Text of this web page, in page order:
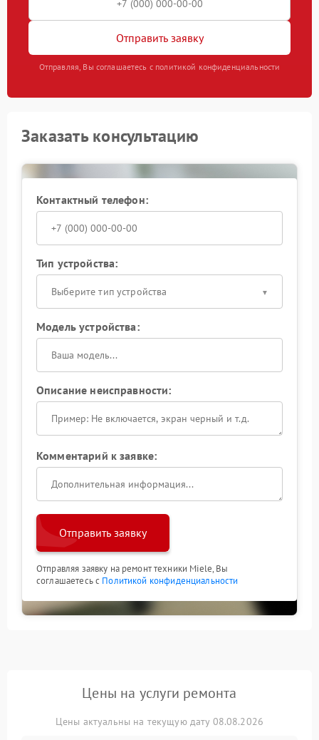
Отправить заявку
Отправляя, Вы соглашаетесь с политикой конфиденциальности
Заказать консультацию
Контактный телефон:
Тип устройства:
Выберите тип устройства
Модель устройства:
Описание неисправности:
Комментарий к заявке:
Отправить заявку
Отправляя заявку на ремонт техники Miele, Вы
соглашаетесь с Политикой конфиденциальности
Цены на услуги ремонта
Цены актуальны на текущую дату 08.08.2026